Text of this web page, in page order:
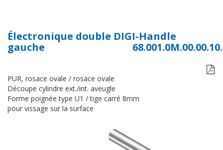
Électronique double DIGI-Handle
gauche

PUR, rosace ovale / rosace ovale
Découpe cylindre ext./int. aveugle
Forme poignée type U1 / tige carré 8mm
pour vissage sur la surface